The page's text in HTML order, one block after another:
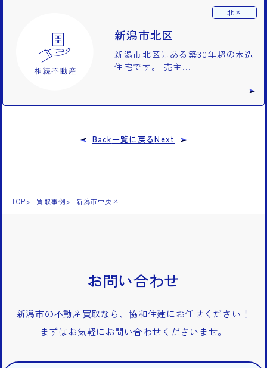
北区
新潟市北区
新潟市北区にある築30年超の木造
住宅です。 売主...
Back一覧に戻るNext
TOP 買取事例 新潟市中央区
お問い合わせ
新潟市の不動産買取なら、協和住建にお任せください！
まずはお気軽にお問い合わせくださいませ。